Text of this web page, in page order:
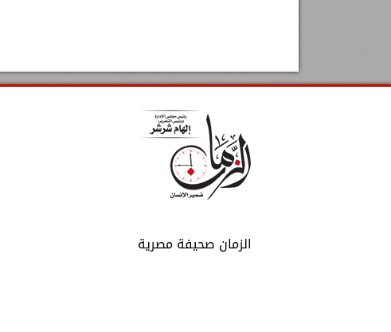
الزمان صحيفة مصرية